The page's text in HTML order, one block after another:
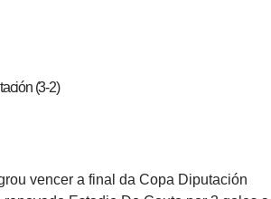
(3-2)
vencer a final da Copa Diputación